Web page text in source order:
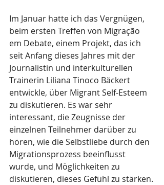
Im Januar hatte ich das Vergnügen,
beim ersten Treffen von Migração
em Debate, einem Projekt, das ich
seit Anfang dieses Jahres mit der
Journalistin und interkulturellen
Trainerin Liliana Tinoco Bäckert
entwickle, über Migrant Self-Esteem
zu diskutieren. Es war sehr
interessant, die Zeugnisse der
einzelnen Teilnehmer darüber zu
hören, wie die Selbstliebe durch den
Migrationsprozess beeinflusst
wurde, und Möglichkeiten zu
diskutieren, dieses Gefühl zu stärken.